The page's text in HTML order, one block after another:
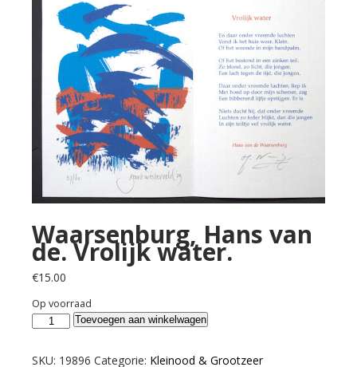
Waarsenburg, Hans van
de. Vrolijk water.
€15.00
Op voorraad
Waarsenburg,
van
Toevoegen aan winkelwagen
SKU: 19896 Categorie: Kleinood & Grootzeer